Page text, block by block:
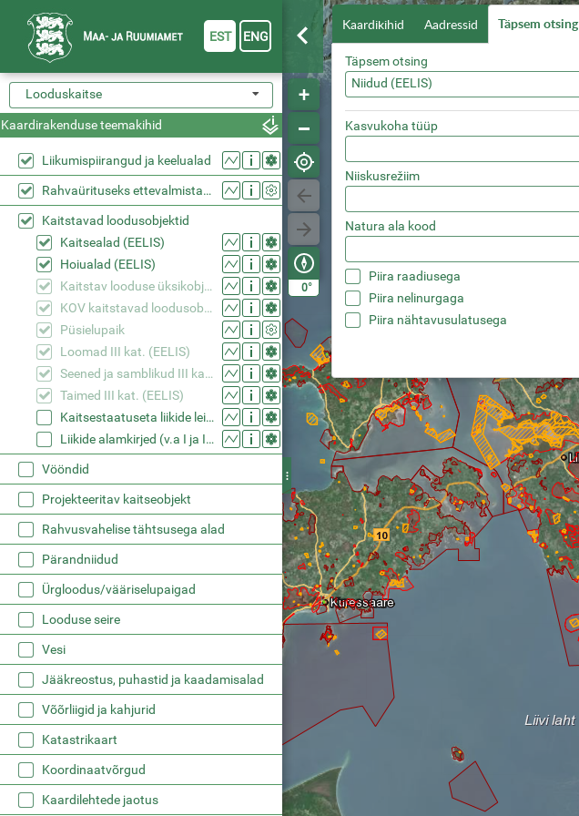
0°
Kaardikihid Aadressid Täpsem otsing
Täpsem otsing
Niidud (EELIS)
Kasvukoha tüüp
Niiskusrežiim
Natura ala kood
Piira raadiusega
Piira nelinurgaga
Piira nähtavusulatusega
Looduskaitse
Kaardirakenduse teemakihid
Liikumispiirangud ja keelualad
Rahvaürituseks ettevalmistatud ala
Kaitstavad loodusobjektid
Kaitsealad (EELIS)
Hoiualad (EELIS)
Kaitstav looduse üksikobjekt (EELIS)
KOV kaitstavad loodusobjektid (EELIS)
Püsielupaik
Loomad III kat. (EELIS)
Seened ja samblikud III kat. (EELIS)
Taimed III kat. (EELIS)
Kaitsestaatuseta liikide leiukohad (EELIS)
Liikide alamkirjed (v.a I ja II kaitsekategooria) (EELIS)
Vööndid
Projekteeritav kaitseobjekt
Rahvusvahelise tähtsusega alad
Pärandniidud
Ürgloodus/vääriselupaigad
Looduse seire
Vesi
Jääkreostus, puhastid ja kaadamisalad
Võõrliigid ja kahjurid
Katastrikaart
Koordinaatvõrgud
Kaardilehtede jaotus
EST ENG